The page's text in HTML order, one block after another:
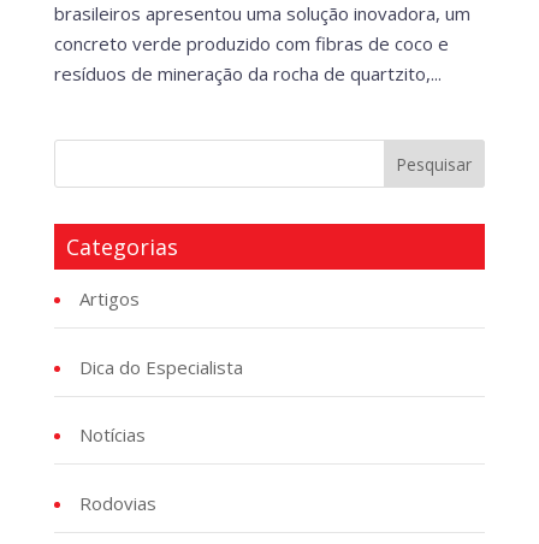
brasileiros apresentou uma solução inovadora, um
concreto verde produzido com fibras de coco e
resíduos de mineração da rocha de quartzito,...
Categorias
Artigos
Dica do Especialista
Notícias
Rodovias